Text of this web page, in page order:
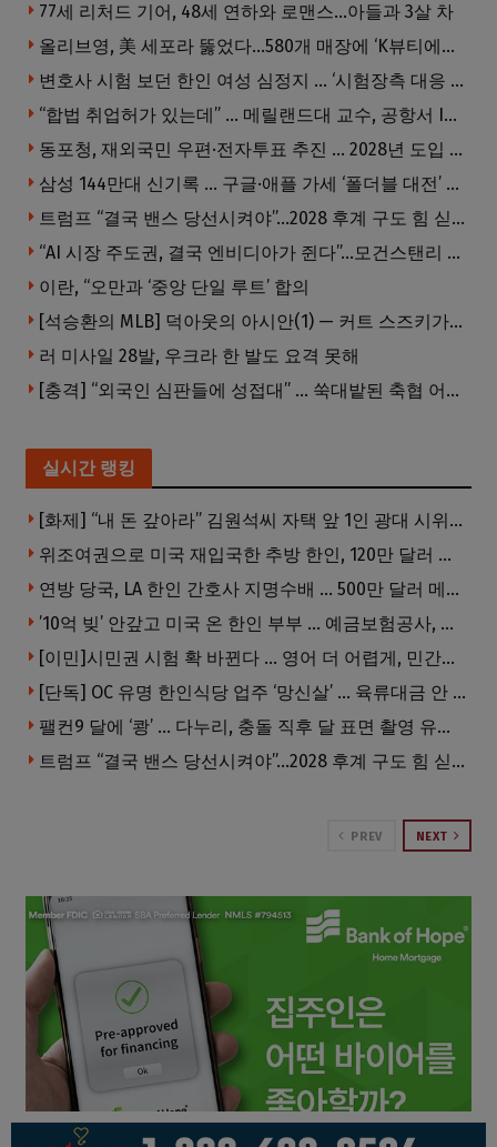
77세 리처드 기어, 48세 연하와 로맨스…아들과 3살 차
올리브영, 美 세포라 뚫었다…580개 매장에 ‘K뷰티에딧’ 론칭
변호사 시험 보던 한인 여성 심정지 … ‘시험장측 대응 부적절’ 소송
“합법 취업허가 있는데” … 메릴랜드대 교수, 공항서 ICE에 체포, 구금 중
동포청, 재외국민 우편·전자투표 추진 … 2028년 도입 목표
삼성 144만대 신기록 … 구글·애플 가세 ‘폴더블 대전’ 열린다
트럼프 “결국 밴스 당선시켜야”…2028 후계 구도 힘 싣나
“AI 시장 주도권, 결국 엔비디아가 쥔다”…모건스탠리 장담
이란, “오만과 ‘중앙 단일 루트’ 합의
[석승환의 MLB] 덕아웃의 아시안(1) — 커트 스즈키가 우리에게 묻는 것
러 미사일 28발, 우크라 한 발도 요격 못해
[충격] “외국인 심판들에 성접대” … 쑥대밭된 축협 어디까지 추락하나
실시간 랭킹
[화제] “내 돈 갚아라” 김원석씨 자택 앞 1인 광대 시위 … 한인 투자사, “108만 달러 못받아”
위조여권으로 미국 재입국한 추방 한인, 120만 달러 은행 사기 행각
연방 당국, LA 한인 간호사 지명수배 … 500만 달러 메디캐어 사기, 선고 직전 한국 도주
’10억 빚’ 안갚고 미국 온 한인 부부 … 예금보험공사, 미국서 소송
[이민]시민권 시험 확 바뀐다 … 영어 더 어렵게, 민간시험 도입 추진
[단독] OC 유명 한인식당 업주 ‘망신살’ … 육류대금 안 갚자 식당서 공개추심
팰컨9 달에 ‘쾅’ … 다누리, 충돌 직후 달 표면 촬영 유일 탐사선
트럼프 “결국 밴스 당선시켜야”…2028 후계 구도 힘 싣나
PREV NEXT